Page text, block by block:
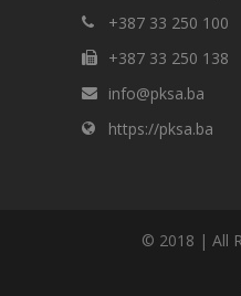
+387 33 250 100
+387 33 250 138
info@pksa.ba
https://pksa.ba
© 2018 | All